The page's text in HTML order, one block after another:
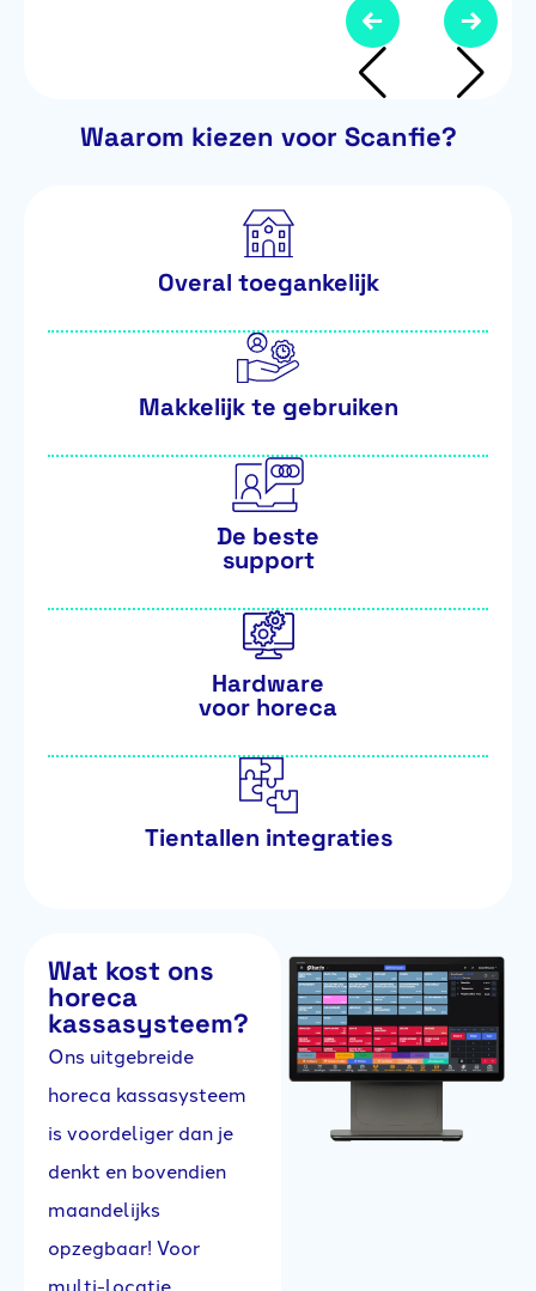
Waarom kiezen voor Scanfie?
Overal toegankelijk
Makkelijk te gebruiken
De beste
support
Hardware
voor horeca
Tientallen integraties
Wat kost ons
horeca
kassasysteem?
Ons uitgebreide
horeca kassasysteem
is voordeliger dan je
denkt en bovendien
maandelijks
opzegbaar! Voor
multi-locatie